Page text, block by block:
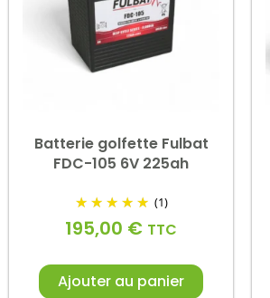
Batterie golfette Fulbat
FDC-105 6V 225ah
(1)
195,00 € TTC
Ajouter au panier